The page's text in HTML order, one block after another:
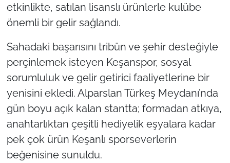
etkinlikte, satılan lisanslı ürünlerle kulübe
önemli bir gelir sağlandı.
Sahadaki başarısını tribün ve şehir desteğiyle
perçinlemek isteyen Keşanspor, sosyal
sorumluluk ve gelir getirici faaliyetlerine bir
yenisini ekledi. Alparslan Türkeş Meydanı’nda
gün boyu açık kalan stantta; formadan atkıya,
anahtarlıktan çeşitli hediyelik eşyalara kadar
pek çok ürün Keşanlı sporseverlerin
beğenisine sunuldu.
Magazin
Bilim Teknoloji
English News
Canlı Maç
Finans